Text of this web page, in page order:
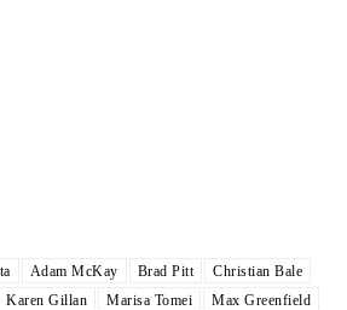
Adam McKay Brad Pitt
Christian Bale
Karen Gillan Marisa Tomei
Max Greenfield